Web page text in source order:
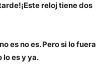
reloj tiene dos
es no es. Pero si lo fuera
lo es y ya.